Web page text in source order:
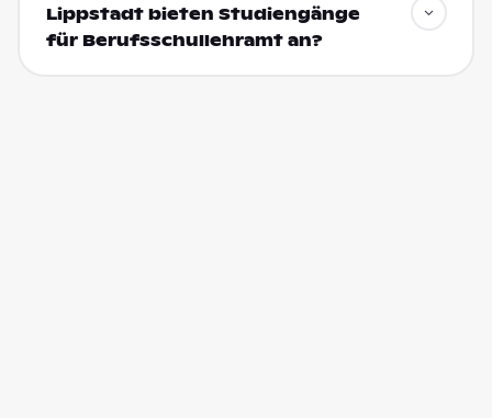
Lippstadt bieten Studiengänge
für Berufsschullehramt an?